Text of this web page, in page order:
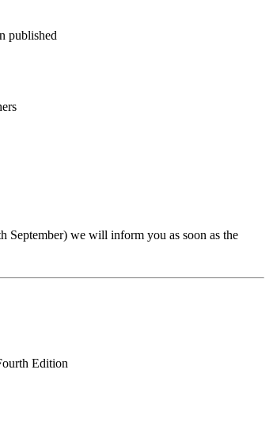
published
September) we will inform you as soon as the
Edition